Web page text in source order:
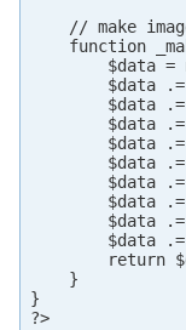
// make
function
$data =
$data
$data
$data
$data
$data
$data
$data
$data
$data
return
    }
}
?>